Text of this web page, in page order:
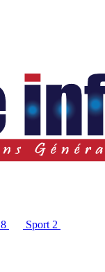
8 Sport 2